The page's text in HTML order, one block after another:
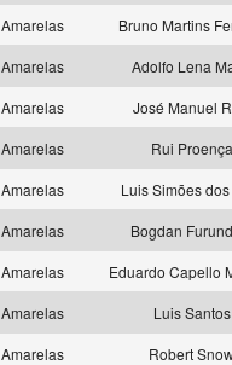
Amarelas
Bruno Martins
Amarelas
Adolfo Lena
Amarelas
José Manuel
Amarelas
Rui Proença
Amarelas
Luis Simões
Amarelas
Bogdan
Amarelas
Eduardo Capello
Amarelas
Luis Santos
Amarelas
Robert